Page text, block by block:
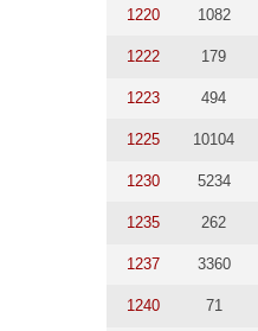
1220 1082
1222 179
1223 494
1225 10104
1230 5234
1235 262
1237 3360
1240 71